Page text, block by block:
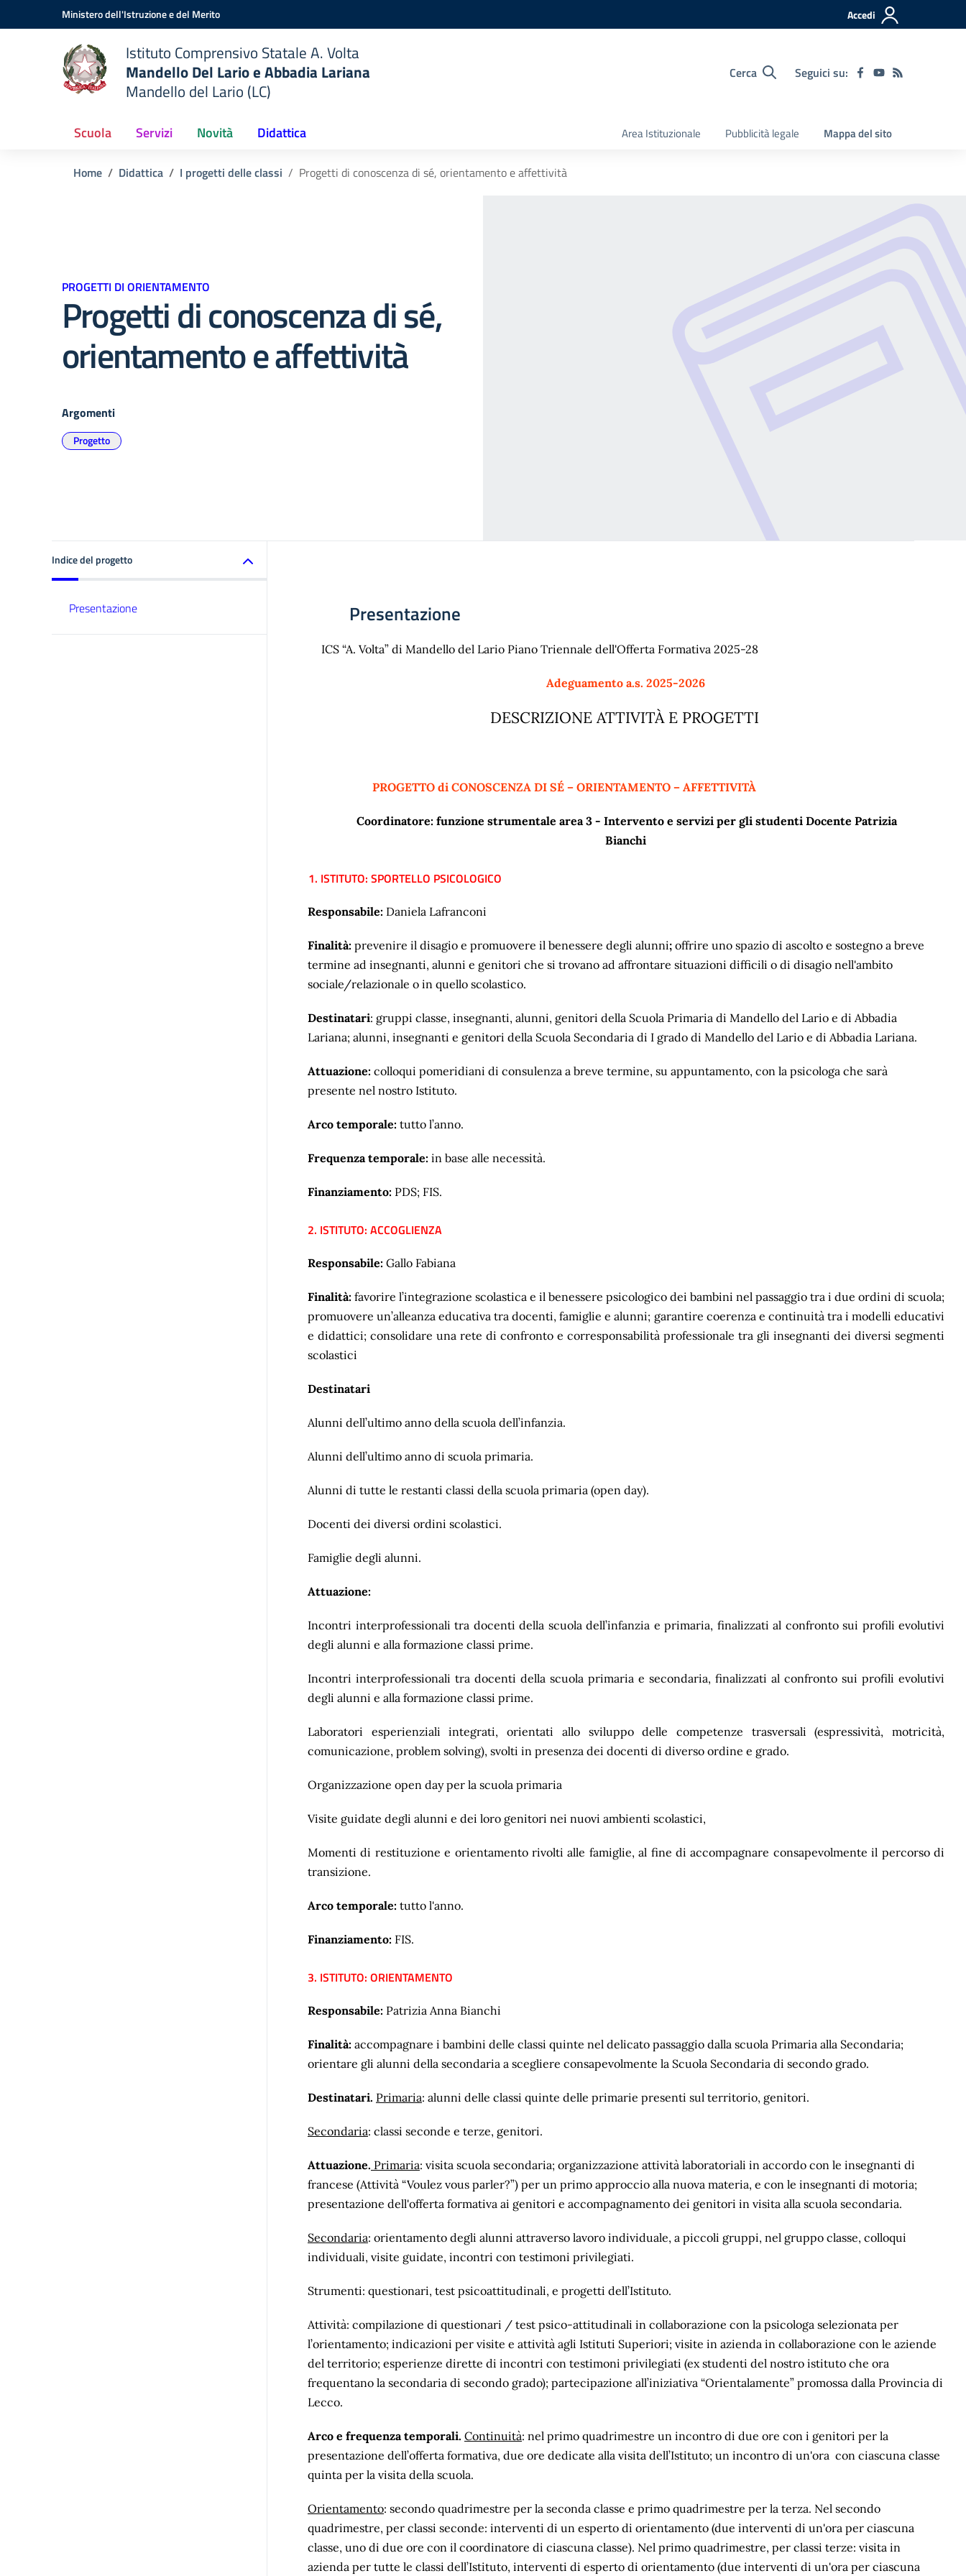
Vai ai contenuti
Vai al menu di navigazioneMinistero dell'Istruzione e del Merito Accedi
Istituto Comprensivo Statale A. Volta
Mandello Del Lario e Abbadia Lariana
Mandello del Lario (LC)
Cerca Seguici su:
Scuola Servizi Novità Didattica Area Istituzionale Pubblicità legale Mappa del sito
Home Didattica I progetti delle classi Progetti di conoscenza di sé, orientamento e affettività
PROGETTI DI ORIENTAMENTO
Progetti di conoscenza di sé,
orientamento e affettività
Argomenti
Progetto
Indice del progetto
Presentazione Presentazione
ICS “A. Volta” di Mandello del Lario Piano Triennale dell'Offerta Formativa 2025-28
Adeguamento a.s. 2025-2026
DESCRIZIONE ATTIVITÀ E PROGETTI
PROGETTO di CONOSCENZA DI SÉ – ORIENTAMENTO – AFFETTIVITÀ
Coordinatore: funzione strumentale area 3 - Intervento e servizi per gli studenti Docente Patrizia
Bianchi
1. ISTITUTO: SPORTELLO PSICOLOGICO
Responsabile: Daniela Lafranconi
Finalità: prevenire il disagio e promuovere il benessere degli alunni; offrire uno spazio di ascolto e sostegno a breve
termine ad insegnanti, alunni e genitori che si trovano ad affrontare situazioni difficili o di disagio nell'ambito
sociale/relazionale o in quello scolastico.
Destinatari: gruppi classe, insegnanti, alunni, genitori della Scuola Primaria di Mandello del Lario e di Abbadia
Lariana; alunni, insegnanti e genitori della Scuola Secondaria di I grado di Mandello del Lario e di Abbadia Lariana.
Attuazione: colloqui pomeridiani di consulenza a breve termine, su appuntamento, con la psicologa che sarà
presente nel nostro Istituto.
Arco temporale: tutto l’anno.
Frequenza temporale: in base alle necessità.
Finanziamento: PDS; FIS.
2. ISTITUTO: ACCOGLIENZA
Responsabile: Gallo Fabiana
Finalità: favorire l’integrazione scolastica e il benessere psicologico dei bambini nel passaggio tra i due ordini di scuola;
promuovere un’alleanza educativa tra docenti, famiglie e alunni; garantire coerenza e continuità tra i modelli educativi
e didattici; consolidare una rete di confronto e corresponsabilità professionale tra gli insegnanti dei diversi segmenti
scolastici
Destinatari
Alunni dell’ultimo anno della scuola dell’infanzia.
Alunni dell’ultimo anno di scuola primaria.
Alunni di tutte le restanti classi della scuola primaria (open day).
Docenti dei diversi ordini scolastici.
Famiglie degli alunni.
Attuazione:
Incontri interprofessionali tra docenti della scuola dell’infanzia e primaria, finalizzati al confronto sui profili evolutivi
degli alunni e alla formazione classi prime.
Incontri interprofessionali tra docenti della scuola primaria e secondaria, finalizzati al confronto sui profili evolutivi
degli alunni e alla formazione classi prime.
Laboratori esperienziali integrati, orientati allo sviluppo delle competenze trasversali (espressività, motricità,
comunicazione, problem solving), svolti in presenza dei docenti di diverso ordine e grado.
Organizzazione open day per la scuola primaria
Visite guidate degli alunni e dei loro genitori nei nuovi ambienti scolastici,
Momenti di restituzione e orientamento rivolti alle famiglie, al fine di accompagnare consapevolmente il percorso di
transizione.
Arco temporale: tutto l'anno.
Finanziamento: FIS.
3. ISTITUTO: ORIENTAMENTO
Responsabile: Patrizia Anna Bianchi
Finalità: accompagnare i bambini delle classi quinte nel delicato passaggio dalla scuola Primaria alla Secondaria;
orientare gli alunni della secondaria a scegliere consapevolmente la Scuola Secondaria di secondo grado.
Destinatari. Primaria: alunni delle classi quinte delle primarie presenti sul territorio, genitori.
Secondaria: classi seconde e terze, genitori.
Attuazione. Primaria: visita scuola secondaria; organizzazione attività laboratoriali in accordo con le insegnanti di
francese (Attività “Voulez vous parler?”) per un primo approccio alla nuova materia, e con le insegnanti di motoria;
presentazione dell'offerta formativa ai genitori e accompagnamento dei genitori in visita alla scuola secondaria.
Secondaria: orientamento degli alunni attraverso lavoro individuale, a piccoli gruppi, nel gruppo classe, colloqui
individuali, visite guidate, incontri con testimoni privilegiati.
Strumenti: questionari, test psicoattitudinali, e progetti dell’Istituto.
Attività: compilazione di questionari / test psico-attitudinali in collaborazione con la psicologa selezionata per
l’orientamento; indicazioni per visite e attività agli Istituti Superiori; visite in azienda in collaborazione con le aziende
del territorio; esperienze dirette di incontri con testimoni privilegiati (ex studenti del nostro istituto che ora
frequentano la secondaria di secondo grado); partecipazione all’iniziativa “Orientalamente” promossa dalla Provincia di
Lecco.
Arco e frequenza temporali. Continuità: nel primo quadrimestre un incontro di due ore con i genitori per la
presentazione dell’offerta formativa, due ore dedicate alla visita dell’Istituto; un incontro di un'ora con ciascuna classe
quinta per la visita della scuola.
Orientamento: secondo quadrimestre per la seconda classe e primo quadrimestre per la terza. Nel secondo
quadrimestre, per classi seconde: interventi di un esperto di orientamento (due interventi di un'ora per ciascuna
classe, uno di due ore con il coordinatore di ciascuna classe). Nel primo quadrimestre, per classi terze: visita in
azienda per tutte le classi dell’Istituto, interventi di esperto di orientamento (due interventi di un'ora per ciascuna